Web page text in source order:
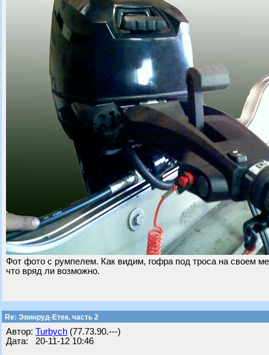
Фот фото с румпелем. Как видим, гофра под троса на своем
что вряд ли возможно.
Re: Эвинруд-Етек. часть 2
Автор: Turbych (77.73.90.---)
Дата: 20-11-12 10:46